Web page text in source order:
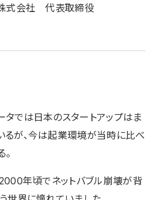
株式会社 代表取締役
では日本のスタートアップはま
るが、今は起業環境が当時に比べ
年頃でネットバブル崩壊が背